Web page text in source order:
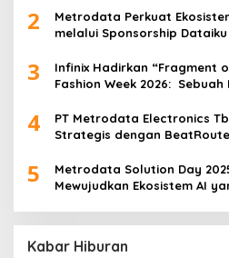
2
Metrodata Perkuat
melalui Sponsorship Dataiku
3
Infinix Hadirkan “Fragment
Fashion Week 2026:
Eksperimen Robotik ‘R.AT.S’
4
PT Metrodata Electronics
Strategis dengan
5
Metrodata Solution Day
Mewujudkan Ekosistem AI
Kabar Hiburan